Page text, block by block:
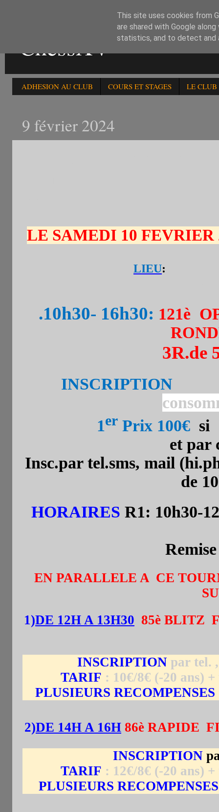
ChessXV
ADHESION AU CLUB COURS ET STAGES LE CLUB
9 février 2024
LE SAMEDI 10 FEVRIER
LIEU:
.10h30- 16h30: 121è
3R.de
INSCRIPTION
1erPrix 100€si
et par
Insc.par tel.sms, mail
de
HORAIRES R1: 10h30-
EN PARALLELE A CE
1)DE 12H A 13H30 85è BLITZ
INSCRIPTION par tel.
TARIF : 10€/8€ (-20 ans)
PLUSIEURS RECOMPENSES
2)DE 14H A 16H 86è RAPIDE
INSCRIPTION
TARIF : 12€/8€ (-20 ans)
PLUSIEURS
This site uses cookies from
are shared with Google
statistics, and to detect and